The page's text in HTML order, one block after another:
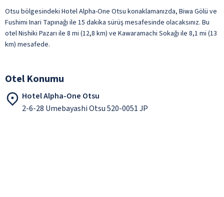
Otsu bölgesindeki Hotel Alpha-One Otsu konaklamanızda, Biwa Gölü ve
Fushimi Inari Tapınağı ile 15 dakika sürüş mesafesinde olacaksınız. Bu
otel Nishiki Pazarı ile 8 mi (12,8 km) ve Kawaramachi Sokağı ile 8,1 mi (13
km) mesafede.
Otel Konumu
Hotel Alpha-One Otsu
2-6-28 Umebayashi Otsu 520-0051 JP